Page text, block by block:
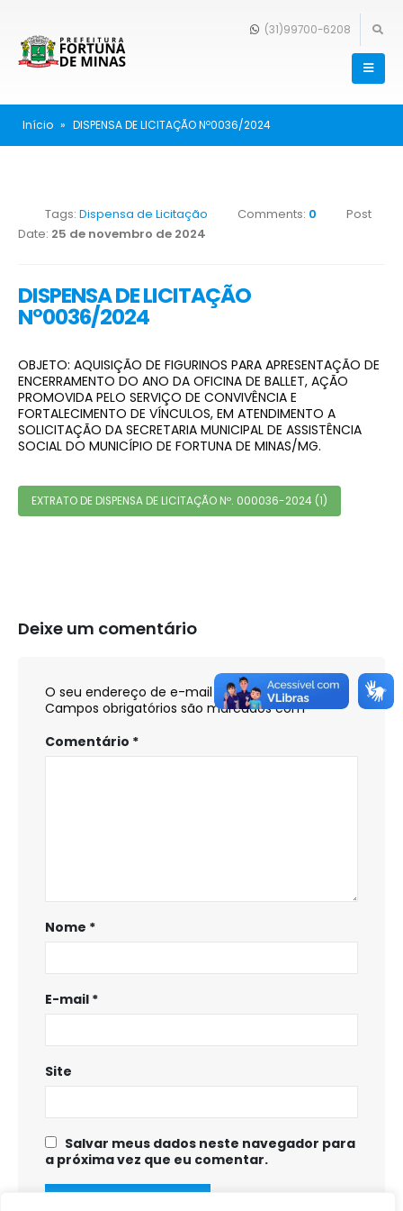
(31)99700-6208
Início » DISPENSA DE LICITAÇÃO Nº0036/2024
Tags: Dispensa de Licitação Comments: 0
Post
Date: 25 de novembro de 2024
DISPENSA DE LICITAÇÃO
Nº0036/2024
OBJETO: AQUISIÇÃO DE FIGURINOS PARA APRESENTAÇÃO DE
ENCERRAMENTO DO ANO DA OFICINA DE BALLET, AÇÃO
PROMOVIDA PELO SERVIÇO DE CONVIVÊNCIA E
FORTALECIMENTO DE VÍNCULOS, EM ATENDIMENTO A
SOLICITAÇÃO DA SECRETARIA MUNICIPAL DE ASSISTÊNCIA
SOCIAL DO MUNICÍPIO DE FORTUNA DE MINAS/MG.
EXTRATO DE DISPENSA DE LICITAÇÃO Nº. 000036-2024 (1)
Deixe um comentário
O seu endereço de e-mail não será publicado.
Campos obrigatórios são marcados com*
Comentário *
Nome *
E-mail *
Site
Salvar meus dados neste navegador para
a próxima vez que eu comentar.